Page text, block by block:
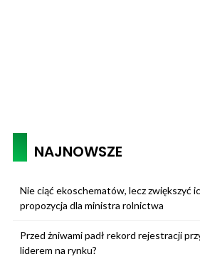
NAJNOWSZE
Nie ciąć ekoschematów, lecz zwiększyć
propozycja dla ministra rolnictwa
Przed żniwami padł rekord rejestracji
liderem na rynku?